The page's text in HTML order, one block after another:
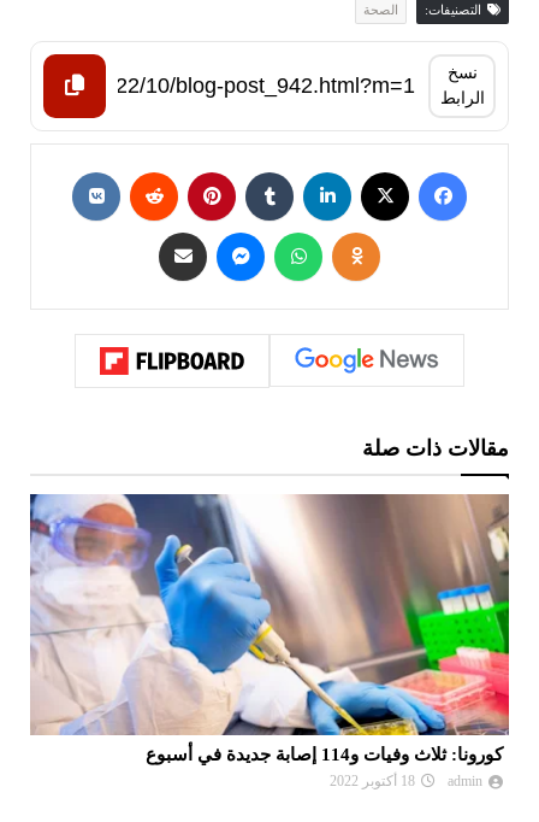
التصنيفات: الصحة
نسخ
الرابط
مقالات ذات صلة
الحكومة التونسية تُقرّ مراجعة شاملة لمنظومة التامين
المرض